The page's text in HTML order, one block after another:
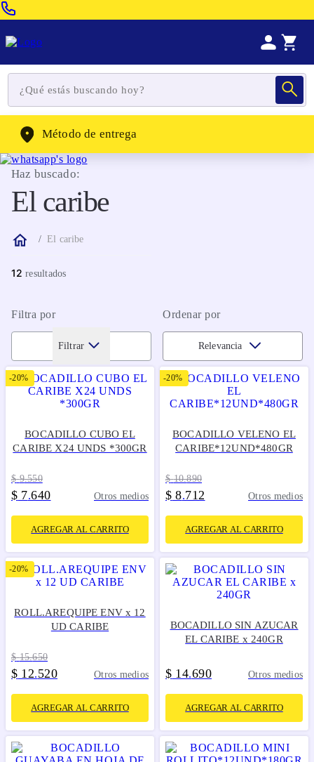
WhatsApp: (302) 262-4104
Método de entrega
Haz buscado:
El caribe
El caribe
12
Filtra por Ordenar por
Filtrar Relevancia
-20%
BOCADILLO CUBO EL
CARIBE X24 UNDS *300GR
$ 9.550
$ 7.640 Otros medios
AGREGAR AL CARRITO
-20%
BOCADILLO VELENO EL
CARIBE*12UND*480GR
$ 10.890
$ 8.712 Otros medios
AGREGAR AL CARRITO
-20%
ROLL.AREQUIPE ENV x 12
UD CARIBE
$ 15.650
$ 12.520 Otros medios
AGREGAR AL CARRITO
BOCADILLO SIN AZUCAR
EL CARIBE x 240GR
$ 14.690 Otros medios
AGREGAR AL CARRITO